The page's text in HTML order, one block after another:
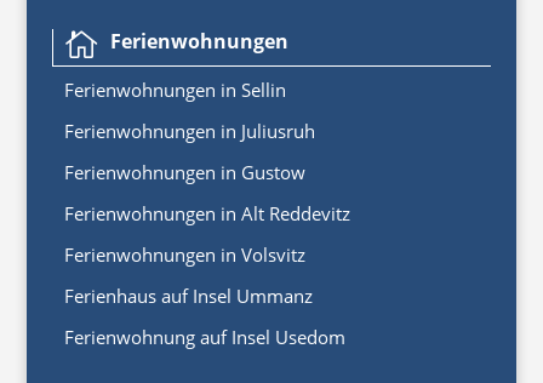
 Ferienwohnungen
Ferienwohnungen in Sellin
Ferienwohnungen in Juliusruh
Ferienwohnungen in Gustow
Ferienwohnungen in Alt Reddevitz
Ferienwohnungen in Volsvitz
Ferienhaus auf Insel Ummanz
Ferienwohnung auf Insel Usedom